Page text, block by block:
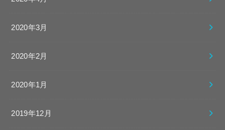
2020年3月
2020年2月
2020年1月
2019年12月